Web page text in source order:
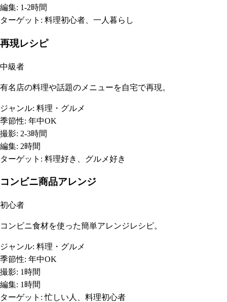
編集: 1-2時間
ターゲット: 料理初心者、一人暮らし
再現レシピ
中級者
有名店の料理や話題のメニューを自宅で再現。
ジャンル: 料理・グルメ
季節性: 年中OK
撮影: 2-3時間
編集: 2時間
ターゲット: 料理好き、グルメ好き
コンビニ商品アレンジ
初心者
コンビニ食材を使った簡単アレンジレシピ。
ジャンル: 料理・グルメ
季節性: 年中OK
撮影: 1時間
編集: 1時間
ターゲット: 忙しい人、料理初心者